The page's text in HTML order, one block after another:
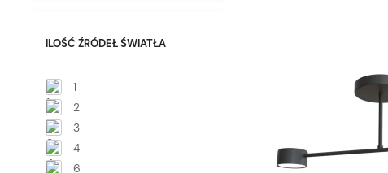
ILOŚĆ ŹRÓDEŁ ŚWIATŁA
1
2
3
4
6